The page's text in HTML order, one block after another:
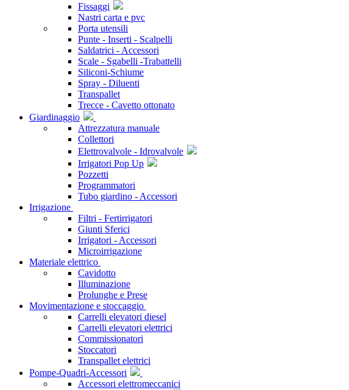
Fissaggi
Nastri carta e pvc
Porta utensili
Punte - Inserti - Scalpelli
Saldatrici - Accessori
Scale - Sgabelli -Trabattelli
Siliconi-Schiume
Spray - Diluenti
Transpallet
Trecce - Cavetto ottonato
Giardinaggio
Attrezzatura manuale
Collettori
Elettrovalvole - Idrovalvole
Irrigatori Pop Up
Pozzetti
Programmatori
Tubo giardino - Accessori
Irrigazione
Filtri - Fertirrigatori
Giunti Sferici
Irrigatori - Accessori
Microirrigazione
Materiale elettrico
Cavidotto
Illuminazione
Prolunghe e Prese
Movimentazione e stoccaggio
Carrelli elevatori diesel
Carrelli elevatori elettrici
Commissionatori
Stoccatori
Transpallet elettrici
Pompe-Quadri-Accessori
Accessori elettromeccanici